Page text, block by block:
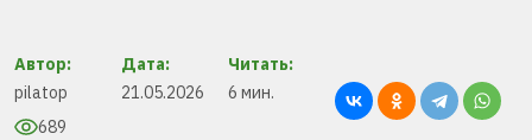
Автор:
pilatop
Дата:
21.05.2026
Читать:
6 мин.
689